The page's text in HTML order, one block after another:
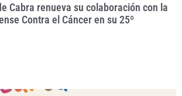
Cabra renueva su colaboración con la
Contra el Cáncer en su 25º